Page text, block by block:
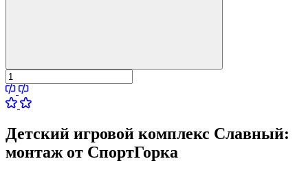
Детский игровой комплекс Славный:
монтаж от СпортГорка